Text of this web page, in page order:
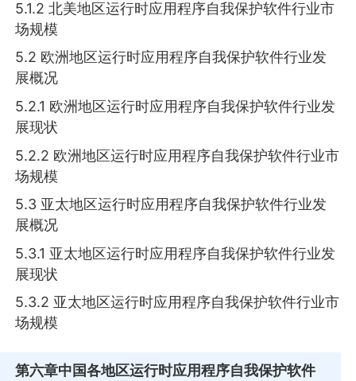
5.1.2 北美地区运行时应用程序自我保护软件行业市
场规模
5.2 欧洲地区运行时应用程序自我保护软件行业发
展概况
5.2.1 欧洲地区运行时应用程序自我保护软件行业发
展现状
5.2.2 欧洲地区运行时应用程序自我保护软件行业市
场规模
5.3 亚太地区运行时应用程序自我保护软件行业发
展概况
5.3.1 亚太地区运行时应用程序自我保护软件行业发
展现状
5.3.2 亚太地区运行时应用程序自我保护软件行业市
场规模
第六章中国各地区运行时应用程序自我保护软件